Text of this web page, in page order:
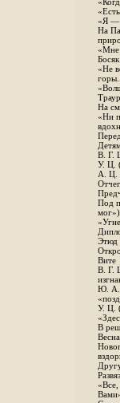
«Я —
На
«Мне
Босяк
«Не
На
«Ни
В. Г.
У. Ц.
А. Ц.
Под
мог»)
Этюд
Вите
B. Г.
Ю. А.
У. Ц.
В
Весна
«Все,